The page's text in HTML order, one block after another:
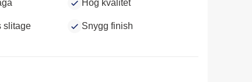
Hög kvalitet
slitage Snygg finish